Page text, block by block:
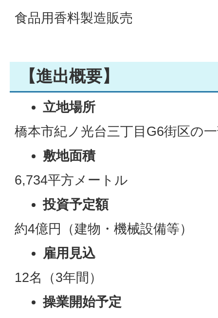
食品用香料製造販売
【進出概要】
立地場所
橋本市紀ノ光台三丁目G6街区の
敷地面積
6,734平方メートル
投資予定額
約4億円（建物・機械設備等）
雇用見込
12名（3年間）
操業開始予定